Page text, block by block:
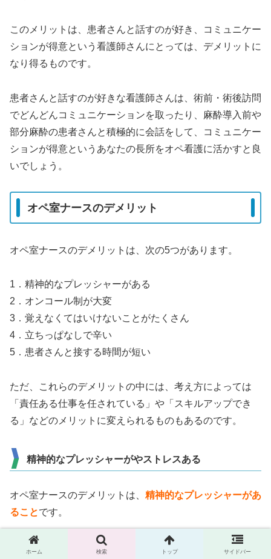
このメリットは、患者さんと話すのが好き、コミュニケー
ションが得意という看護師さんにとっては、デメリットに
なり得るものです。
患者さんと話すのが好きな看護師さんは、術前・術後訪問
でどんどんコミュニケーションを取ったり、麻酔導入前や
部分麻酔の患者さんと積極的に会話をして、コミュニケー
ションが得意というあなたの長所をオペ看護に活かすと良
いでしょう。
オペ室ナースのデメリット
オペ室ナースのデメリットは、次の5つがあります。
1．精神的なプレッシャーがある
2．オンコール制が大変
3．覚えなくてはいけないことがたくさん
4．立ちっぱなしで辛い
5．患者さんと接する時間が短い
ただ、これらのデメリットの中には、考え方によっては
「責任ある仕事を任されている」や「スキルアップでき
る」などのメリットに変えられるものもあるのです。
精神的なプレッシャーがやストレスある
オペ室ナースのデメリットは、 精神的なプレッシャーがあ
ることです。
手術は患者さんの命を左右するものですし、医療事故を起
ホーム 検索 トップ サイドバー